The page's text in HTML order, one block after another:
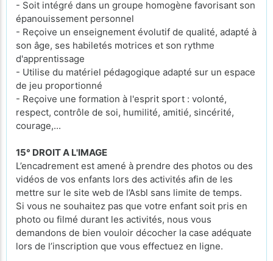
- Soit intégré dans un groupe homogène favorisant son
épanouissement personnel
- Reçoive un enseignement évolutif de qualité, adapté à
son âge, ses habiletés motrices et son rythme
d'apprentissage
- Utilise du matériel pédagogique adapté sur un espace
de jeu proportionné
- Reçoive une formation à l'esprit sport : volonté,
respect, contrôle de soi, humilité, amitié, sincérité,
courage,...
15° DROIT A L'IMAGE
L’encadrement est amené à prendre des photos ou des
vidéos de vos enfants lors des activités afin de les
mettre sur le site web de l’Asbl sans limite de temps.
Si vous ne souhaitez pas que votre enfant soit pris en
photo ou filmé durant les activités, nous vous
demandons de bien vouloir décocher la case adéquate
lors de l’inscription que vous effectuez en ligne.